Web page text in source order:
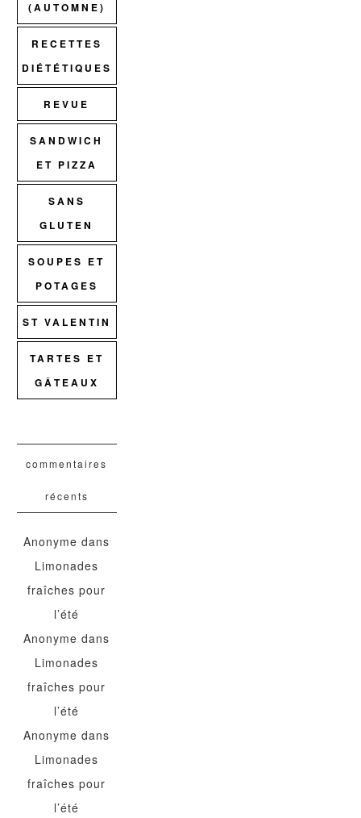
(AUTOMNE)
RECETTES
DIÉTÉTIQUES
REVUE
SANDWICH
ET PIZZA
SANS
GLUTEN
SOUPES ET
POTAGES
ST VALENTIN
TARTES ET
GÂTEAUX
commentaires
récents
Anonyme dans
Limonades
fraîches pour
l’été
Anonyme dans
Limonades
fraîches pour
l’été
Anonyme dans
Limonades
fraîches pour
l’été